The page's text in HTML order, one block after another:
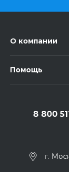
О компании
Помощь
8 800
г.